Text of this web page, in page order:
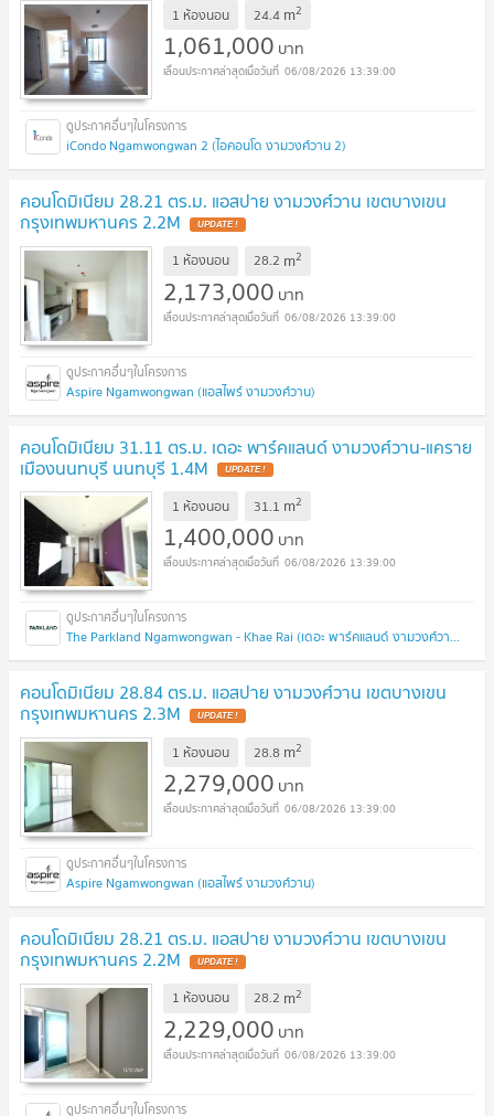
1 ห้องนอน 24.4 m2
1,061,000 บาท
06/08/2026 13:39:00
iCondo Ngamwongwan 2 (ไอคอนโด งามวงศ์วาน 2)
คอนโดมิเนียม 28.21 ตร.ม. แอสปาย งามวงศ์วาน เขตบางเขน
กรุงเทพมหานคร 2.2M UPDATE !
1 ห้องนอน 28.2 m2
2,173,000 บาท
06/08/2026 13:39:00
Aspire Ngamwongwan (แอสไพร์ งามวงศ์วาน)
คอนโดมิเนียม 31.11 ตร.ม. เดอะ พาร์คแลนด์ งามวงศ์วาน-แคราย
เมืองนนทบุรี นนทบุรี 1.4M UPDATE !
1 ห้องนอน 31.1 m2
1,400,000 บาท
06/08/2026 13:39:00
The Parkland Ngamwongwan - Khae Rai (เดอะ พาร์คแลนด์ งามวงศ์วาน - แคราย)
คอนโดมิเนียม 28.84 ตร.ม. แอสปาย งามวงศ์วาน เขตบางเขน
กรุงเทพมหานคร 2.3M UPDATE !
1 ห้องนอน 28.8 m2
2,279,000 บาท
06/08/2026 13:39:00
Aspire Ngamwongwan (แอสไพร์ งามวงศ์วาน)
คอนโดมิเนียม 28.21 ตร.ม. แอสปาย งามวงศ์วาน เขตบางเขน
กรุงเทพมหานคร 2.2M UPDATE !
1 ห้องนอน 28.2 m2
2,229,000 บาท
06/08/2026 13:39:00